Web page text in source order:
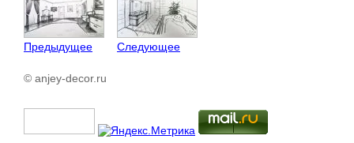
Предыдущее Следующее
© anjey-decor.ru